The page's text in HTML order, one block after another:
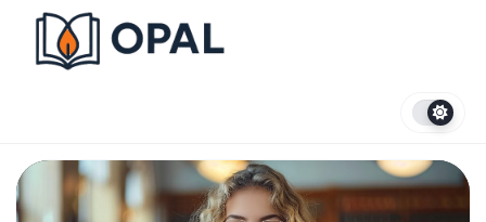
content